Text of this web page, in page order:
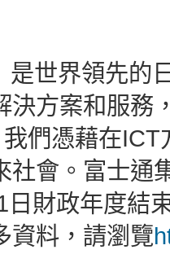
是世界領先的
決方案和服務
們憑藉在
社會。富士通
日財政年度結
資料，請瀏覽